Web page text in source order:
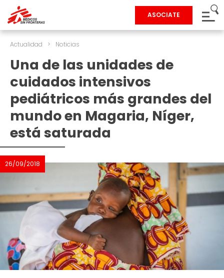
ASOCIATE
Actualidad > Noticias
Una de las unidades de
cuidados intensivos
pediátricos más grandes del
mundo en Magaria, Níger,
está saturada
26/09/2018